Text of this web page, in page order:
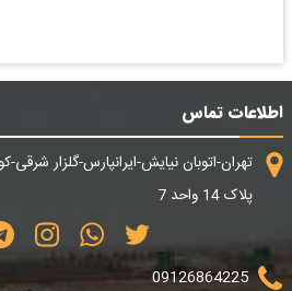
اطلاعات تماس
تهران-اتوبان نیایش-ایرانپارس-گلزار
پلاک 14 واحد 7
09126864225